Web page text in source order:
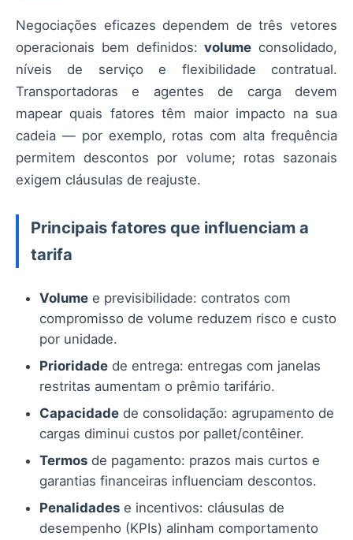
Negociações eficazes dependem de três vetores
operacionais bem definidos:volume consolidado,
níveis de serviço e flexibilidade contratual.
Transportadoras e agentes de carga devem
mapear quais fatores têm maior impacto na sua
cadeia — por exemplo, rotas com alta frequência
permitem descontos por volume; rotas sazonais
exigem cláusulas de reajuste.
Principais fatores que influenciam a
tarifa
Volume e previsibilidade: contratos com
compromisso de volume reduzem risco e custo
por unidade.
Prioridade de entrega: entregas com janelas
restritas aumentam o prêmio tarifário.
Capacidade de consolidação: agrupamento de
cargas diminui custos por pallet/contêiner.
Termos de pagamento: prazos mais curtos e
garantias financeiras influenciam descontos.
Penalidades e incentivos: cláusulas de
desempenho (KPIs) alinham comportamento